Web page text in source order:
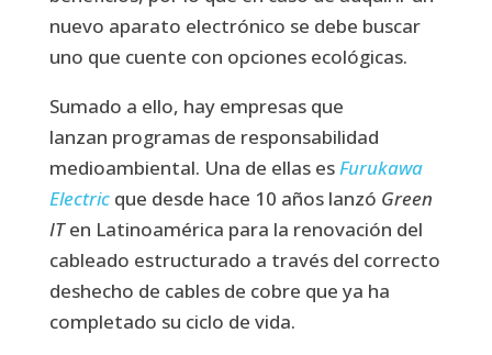
nuevo aparato electrónico se debe buscar
uno que cuente con opciones ecológicas.
Sumado a ello, hay empresas que
lanzan programas de responsabilidad
medioambiental. Una de ellas esFurukawa
Electric que desde hace 10 años lanzó Green
ITen Latinoamérica para la renovación del
cableado estructurado a través del correcto
deshecho de cables de cobre que ya ha
completado su ciclo de vida.